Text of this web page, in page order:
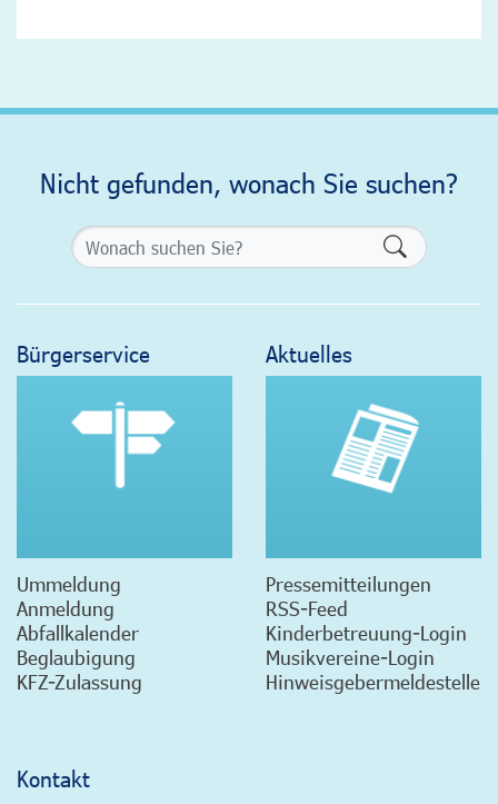
Nicht gefunden, wonach Sie suchen?
Bürgerservice
Ummeldung
Anmeldung
Abfallkalender
Beglaubigung
KFZ-Zulassung
Aktuelles
Pressemitteilungen
RSS-Feed
Kinderbetreuung-Login
Musikvereine-Login
Hinweisgebermeldestelle
Kontakt